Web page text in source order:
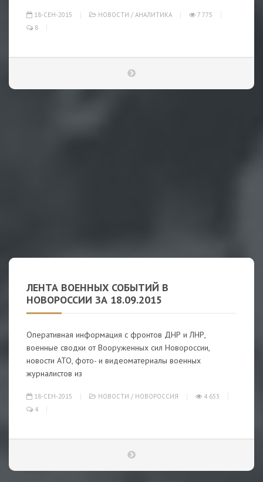
18-СЕН-2015 НОВОСТИ / АНАЛИТИКА
7 775
8
ЛЕНТА ВОЕННЫХ СОБЫТИЙ В
НОВОРОССИИ ЗА 18.09.2015
Оперативная информация с фронтов ДНР и ЛНР,
военные сводки от Вооруженных сил Новороссии,
новости АТО, фото- и видеоматериалы военных
журналистов из
18-СЕН-2015 НОВОСТИ / НОВОРОССИЯ
4 653
4